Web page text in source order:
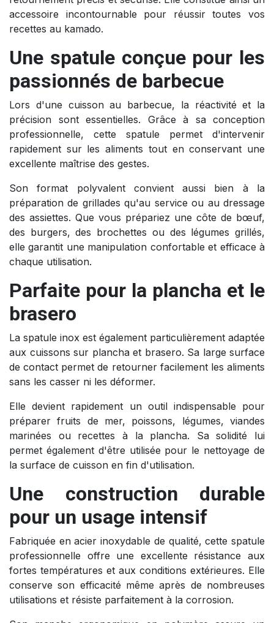
accessoire incontournable pour réussir toutes vos
recettes au kamado.
Une spatule conçue pour les
passionnés de barbecue
Lors d'une cuisson au barbecue, la réactivité et la
précision sont essentielles. Grâce à sa conception
professionnelle, cette spatule permet d'intervenir
rapidement sur les aliments tout en conservant une
excellente maîtrise des gestes.
Son format polyvalent convient aussi bien à la
préparation de grillades qu'au service ou au dressage
des assiettes. Que vous prépariez une côte de bœuf,
des burgers, des brochettes ou des légumes grillés,
elle garantit une manipulation confortable et efficace à
chaque utilisation.
Parfaite pour la plancha et le
brasero
La spatule inox est également particulièrement adaptée
aux cuissons sur plancha et brasero. Sa large surface
de contact permet de retourner facilement les aliments
sans les casser ni les déformer.
Elle devient rapidement un outil indispensable pour
préparer fruits de mer, poissons, légumes, viandes
marinées ou recettes à la plancha. Sa solidité lui
permet également d'être utilisée pour le nettoyage de
la surface de cuisson en fin d'utilisation.
Une construction durable
pour un usage intensif
Fabriquée en acier inoxydable de qualité, cette spatule
professionnelle offre une excellente résistance aux
fortes températures et aux conditions extérieures. Elle
conserve son efficacité même après de nombreuses
utilisations et résiste parfaitement à la corrosion.